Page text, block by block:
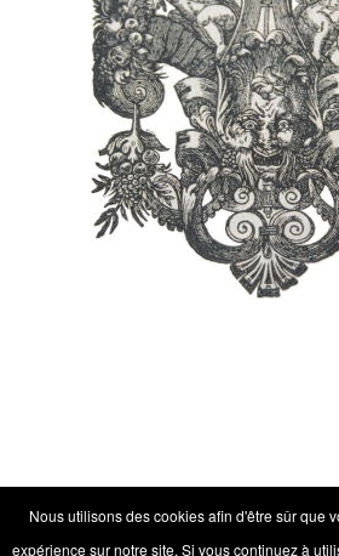
Nous utilisons des cookies afin d'être sûr que
expérience sur notre site. Si vous continuez à